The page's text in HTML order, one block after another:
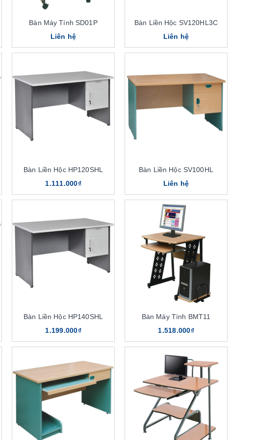
Bàn Máy Tính SD01P
Liên hệ
Bàn Liền Hộc SV120HL3C
Liên hệ
Bàn Liền Hộc HP120SHL
1.111.000₫
Bàn Liền Hộc SV100HL
Liên hệ
Bàn Liền Hộc HP140SHL
1.199.000₫
Bàn Máy Tính BMT11
1.518.000₫